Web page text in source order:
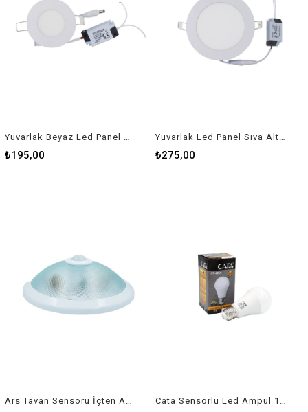
₺195,00 ₺275,00
Ars Tavan Sensörü İçten Ayarlı Cata Sensörlü Led Ampul 12W Ct-4259